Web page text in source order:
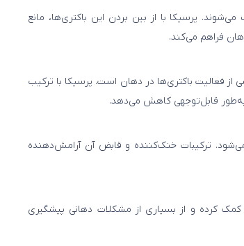
پرسیکا با از بین بردن این باکتری‌ها، مانع
فراهم می‌کند.
از فعالیت باکتری‌ها در دهان است. پرسیکا با ترکیب
به‌طور قابل‌توجهی کاهش می‌دهد.
ترکیبات خنک‌کننده و قابض آن آرامش‌دهنده
کرده و از بسیاری از مشکلات دهانی پیشگیری